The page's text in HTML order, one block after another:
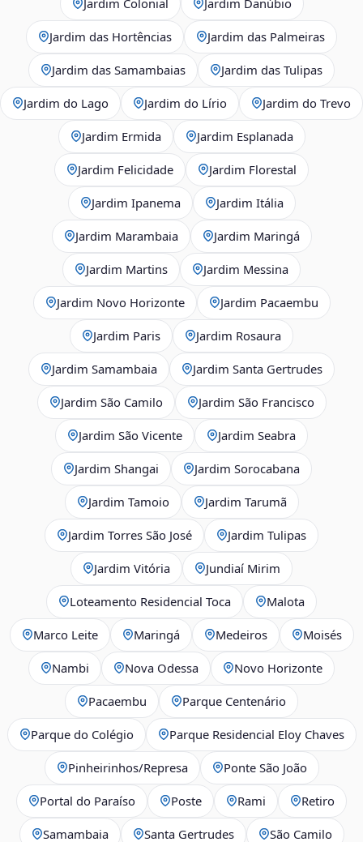
Jardim das Hortências Jardim das Palmeiras
Jardim das Samambaias Jardim das Tulipas
Jardim do Lago Jardim do Lírio Jardim do Trevo
Jardim Ermida Jardim Esplanada
Jardim Felicidade Jardim Florestal
Jardim Ipanema Jardim Itália
Jardim Marambaia Jardim Maringá
Jardim Martins Jardim Messina
Jardim Novo Horizonte Jardim Pacaembu
Jardim Paris Jardim Rosaura
Jardim Samambaia Jardim Santa Gertrudes
Jardim São Camilo Jardim São Francisco
Jardim São Vicente Jardim Seabra
Jardim Shangai Jardim Sorocabana
Jardim Tamoio Jardim Tarumã
Jardim Torres São José Jardim Tulipas
Jardim Vitória Jundiaí Mirim
Loteamento Residencial Toca Malota
Marco Leite Maringá Medeiros Moisés
Nambi Nova Odessa Novo Horizonte
Pacaembu Parque Centenário
Parque do Colégio Parque Residencial Eloy Chaves
Pinheirinhos/Represa Ponte São João
Portal do Paraíso Poste Rami Retiro
Samambaia Santa Gertrudes São Camilo